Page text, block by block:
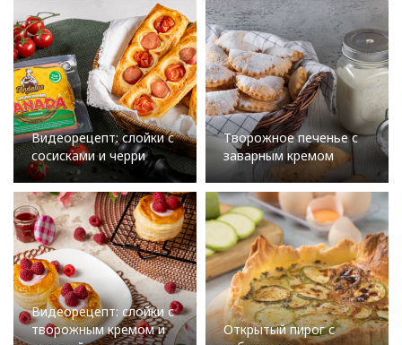
Видеорецепт: слойки с
сосисками и черри
Творожное печенье с
заварным кремом
Видеорецепт: слойки с
творожным кремом и
Открытый пирог с